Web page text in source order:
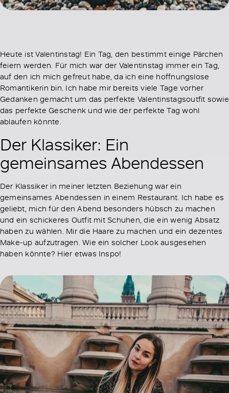
Heute ist Valentinstag! Ein Tag, den bestimmt einige Pärchen
feiern werden. Für mich war der Valentinstag immer ein Tag,
auf den ich mich gefreut habe, da ich eine hoffnungslose
Romantikerin bin. Ich habe mir bereits viele Tage vorher
Gedanken gemacht um das perfekte Valentinstagsoutfit sowie
das perfekte Geschenk und wie der perfekte Tag wohl
ablaufen könnte.
Der Klassiker: Ein
gemeinsames Abendessen
Der Klassiker in meiner letzten Beziehung war ein
gemeinsames Abendessen in einem Restaurant. Ich habe es
geliebt, mich für den Abend besonders hübsch zu machen
und ein schickeres Outfit mit Schuhen, die ein wenig Absatz
haben zu wählen. Mir die Haare zu machen und ein dezentes
Make-up aufzutragen. Wie ein solcher Look ausgesehen
haben könnte? Hier etwas Inspo!